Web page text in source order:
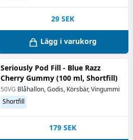
29 SEK
Lägg i varukorg
Seriously Pod Fill - Blue Razz
Cherry Gummy (100 ml, Shortfill)
50VG Blåhallon, Godis, Körsbär, Vingummi
Shortfill
179 SEK